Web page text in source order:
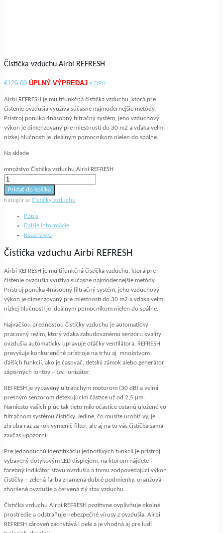
Čistička vzduchu Airbi REFRESH
€129.00 s DPH
Airbi REFRESH je multifunkčná čistička vzduchu, ktorá pre
čistenie ovzdušia využíva súčasne najmodernejšie metódy.
Prístroj ponúka 4násobný filtračný systém, jeho vzduchový
výkon je dimenzovaný pre miestnosti do 30 m2 a vďaka velmi
nízkej hlučnosti je ideálnym pomocníkom nielen do spálne.
Na sklade
množstvo Čistička vzduchu Airbi REFRESH
Pridať do košíka
Kategória: Čističky vzduchu
Popis
Ďalšie informácie
Recenzie 0
Čistička vzduchu Airbi REFRESH
Airbi REFRESH je multifunkčná čistička vzduchu, ktorá pre
čistenie ovzdušia využíva súčasne najmodernejšie metódy.
Prístroj ponúka 4násobný filtračný systém, jeho vzduchový
výkon je dimenzovaný pre miestnosti do 30 m2 a vďaka velmi
nízkej hlučnosti je ideálnym pomocníkom nielen do spálne.
Najväčšou prednosťou čističky vzduchu je automatický
pracovný režim, ktorý vďaka zabudovanému senzoru kvality
ovzdušia automaticky upravuje otáčky ventilátora. REFRESH
prevyšuje konkurenčné prístroje na trhu aj množstvom
ďalších funkcií, ako je časovač, detský zámok alebo generátor
záporných iontov – tzv. ionizátor.
REFRESH je vybavený ultratichým motorom (30 dB) a velmi
presným senzorom detekujúcim částice už od 2,5 μm.
Namiesto vašich plúc tak tieto mikročastice ostanú uložené vo
filtračnom systému čističky. Jediné, čo musíte urobiť vy, je
zhruba raz za rok vymenič filter, ale aj na to vás čistička sama
zavčas upozorní.
Pre jednoduchú identifikáciu jednotlivých funkcií je prístroj
vybavený dotykovým LED displejom, na ktorom nájdete i
farebný indikátor stavu ovzdušia a tomu zodpovedajúci výkon
čističky – zelená farba znamená dobré podmienky, oranžová
zhoršené ovzdušie a červená zlý stav vzduchu.
Čistička vzduchu Airbi REFRESH pozitivne ovplivňuje okolné
prostredie a odstraňuje nebezpečné vírusy z ovzdušia. Airbi
REFRESH zároveň zachytává i pele a je vhodná aj pre ludí